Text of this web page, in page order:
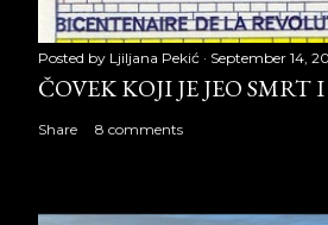
Posted by Ljiljana Pekić September 14,
ČOVEK KOJI JE JEO SMRT
Share 8 comments